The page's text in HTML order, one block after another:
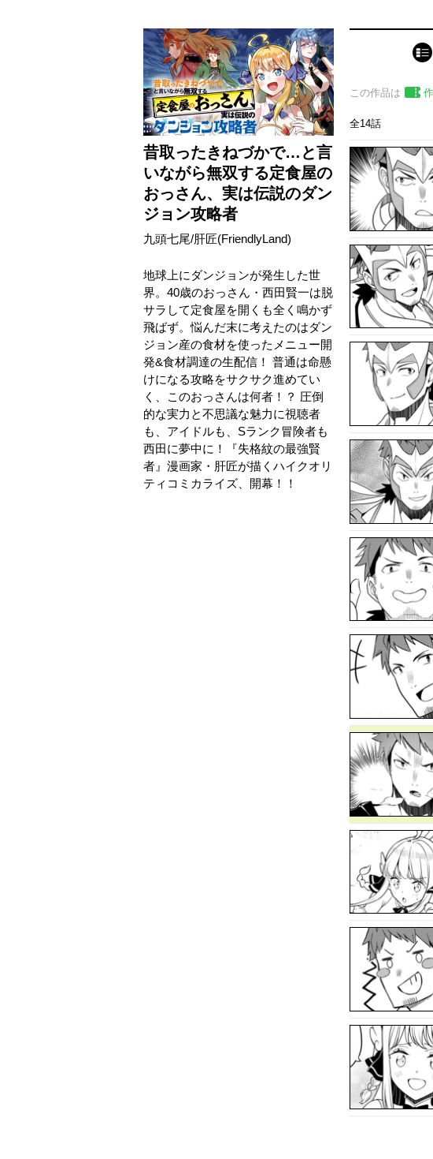
昔取ったきねづかで…と言
いながら無双する定食屋の
おっさん、実は伝説のダン
ジョン攻略者
九頭七尾/肝匠(FriendlyLand)
地球上にダンジョンが発生した世
界。40歳のおっさん・西田賢一は脱
サラして定食屋を開くも全く鳴かず
飛ばず。悩んだ末に考えたのはダン
ジョン産の食材を使ったメニュー開
発&食材調達の生配信！ 普通は命懸
けになる攻略をサクサク進めてい
く、このおっさんは何者！？ 圧倒
的な実力と不思議な魅力に視聴者
も、アイドルも、Sランク冒険者も
西田に夢中に！『失格紋の最強賢
者』漫画家・肝匠が描くハイクオリ
ティコミカライズ、開幕！！
この作品は
全14話